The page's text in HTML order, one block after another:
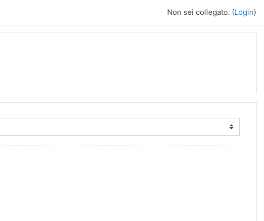
Non sei collegato. (Login)